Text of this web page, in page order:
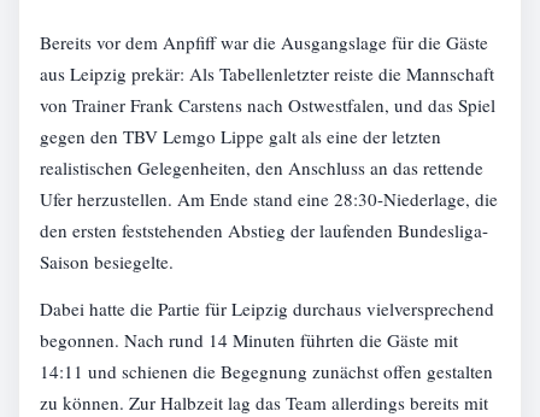
Bereits vor dem Anpfiff war die Ausgangslage für die Gäste
aus Leipzig prekär: Als Tabellenletzter reiste die Mannschaft
von Trainer Frank Carstens nach Ostwestfalen, und das Spiel
gegen den TBV Lemgo Lippe galt als eine der letzten
realistischen Gelegenheiten, den Anschluss an das rettende
Ufer herzustellen. Am Ende stand eine 28:30-Niederlage, die
den ersten feststehenden Abstieg der laufenden Bundesliga-
Saison besiegelte.
Dabei hatte die Partie für Leipzig durchaus vielversprechend
begonnen. Nach rund 14 Minuten führten die Gäste mit
14:11 und schienen die Begegnung zunächst offen gestalten
zu können. Zur Halbzeit lag das Team allerdings bereits mit